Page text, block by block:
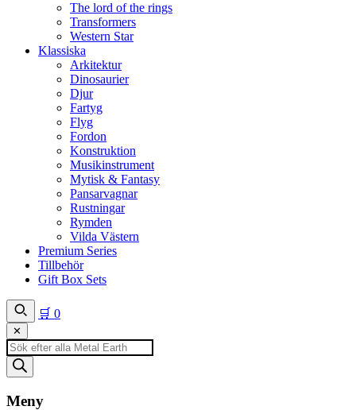
The lord of the rings
Transformers
Western Star
Klassiska
Arkitektur
Dinosaurier
Djur
Fartyg
Flyg
Fordon
Konstruktion
Musikinstrument
Mytisk & Fantasy
Pansarvagnar
Rustningar
Rymden
Vilda Västern
Premium Series
Tillbehör
Gift Box Sets
🛒 0
✕
Produktsökning
Meny